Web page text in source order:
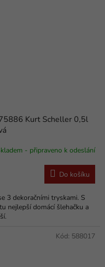
Kurt Scheller 0,5l
- připraveno k odeslání
Do košíku
3 dekoračními tryskami. S
nejlepší domácí šlehačku a
Kód: 588017